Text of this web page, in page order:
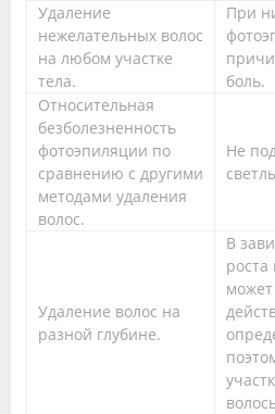
Удаление
нежелательных волос
на любом участке
тела.
При
боль.
Относительная
безболезненность
фотоэпиляции по
сравнению с другими
методами удаления
волос.
Не
Удаление волос на
разной глубине.
В
роста